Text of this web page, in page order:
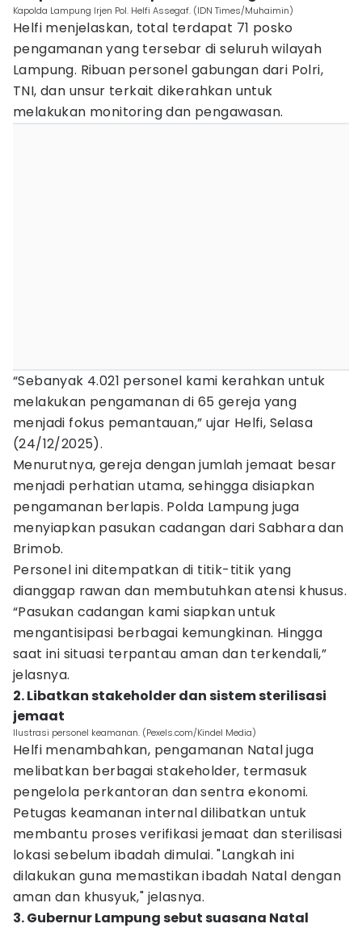
Kapolda Lampung Irjen Pol. Helfi Assegaf. (IDN Times/Muhaimin)
Helfi menjelaskan, total terdapat 71 posko
pengamanan yang tersebar di seluruh wilayah
Lampung. Ribuan personel gabungan dari Polri,
TNI, dan unsur terkait dikerahkan untuk
melakukan monitoring dan pengawasan.
“Sebanyak 4.021 personel kami kerahkan untuk
melakukan pengamanan di 65 gereja yang
menjadi fokus pemantauan,” ujar Helfi, Selasa
(24/12/2025).
Menurutnya, gereja dengan jumlah jemaat besar
menjadi perhatian utama, sehingga disiapkan
pengamanan berlapis. Polda Lampung juga
menyiapkan pasukan cadangan dari Sabhara dan
Brimob.
Personel ini ditempatkan di titik-titik yang
dianggap rawan dan membutuhkan atensi khusus.
“Pasukan cadangan kami siapkan untuk
mengantisipasi berbagai kemungkinan. Hingga
saat ini situasi terpantau aman dan terkendali,”
jelasnya.
2. Libatkan stakeholder dan sistem sterilisasi
jemaat
Ilustrasi personel keamanan. (Pexels.com/Kindel Media)
Helfi menambahkan, pengamanan Natal juga
melibatkan berbagai stakeholder, termasuk
pengelola perkantoran dan sentra ekonomi.
Petugas keamanan internal dilibatkan untuk
membantu proses verifikasi jemaat dan sterilisasi
lokasi sebelum ibadah dimulai. "Langkah ini
dilakukan guna memastikan ibadah Natal dengan
aman dan khusyuk," jelasnya.
3. Gubernur Lampung sebut suasana Natal